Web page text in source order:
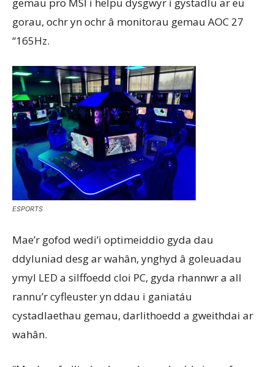
gorau, ochr yn ochr â monitorau gemau AOC 27
“165Hz.
ESPORTS
Mae’r gofod wedi’i optimeiddio gyda dau
ddyluniad desg ar wahân, ynghyd â goleuadau
ymyl LED a silffoedd cloi PC, gyda rhannwr a all
rannu’r cyfleuster yn ddau i ganiatáu
cystadlaethau gemau, darlithoedd a gweithdai ar
wahân.